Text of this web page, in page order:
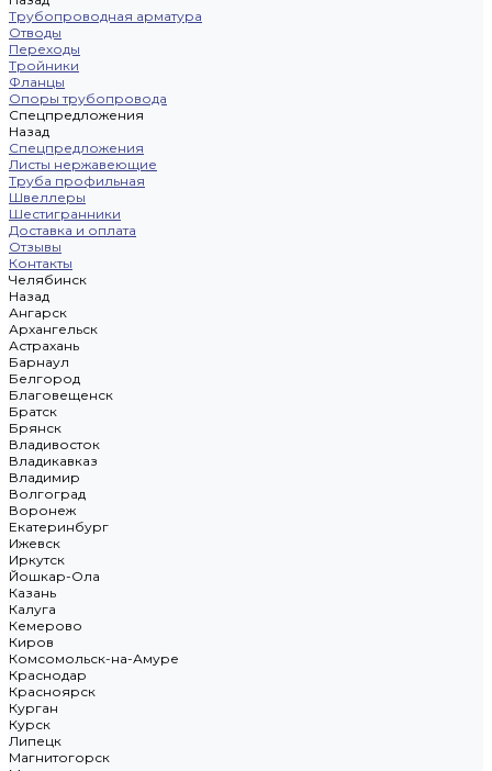
Трубопроводная арматура
Отводы
Переходы
Тройники
Фланцы
Опоры трубопровода
Спецпредложения
Назад
Спецпредложения
Листы нержавеющие
Труба профильная
Швеллеры
Шестигранники
Доставка и оплата
Отзывы
Контакты
Челябинск
Назад
Ангарск
Архангельск
Астрахань
Барнаул
Белгород
Благовещенск
Братск
Брянск
Владивосток
Владикавказ
Владимир
Волгоград
Воронеж
Екатеринбург
Ижевск
Иркутск
Йошкар-Ола
Казань
Калуга
Кемерово
Киров
Комсомольск-на-Амуре
Краснодар
Красноярск
Курган
Курск
Липецк
Магнитогорск